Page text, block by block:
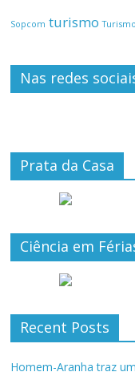
Sopcom turismo
Nas redes
Prata da Casa
Ciência em
Recent Posts
Homem-Aranha traz